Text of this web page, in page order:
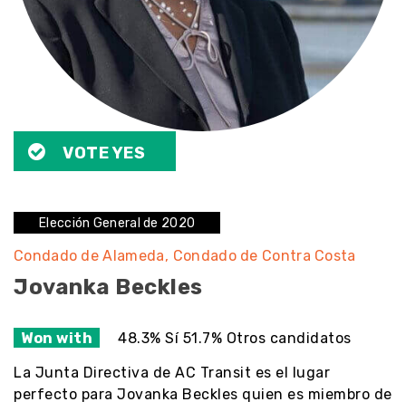
VOTE YES
Elección General de 2020
Condado de Alameda Condado de Contra Costa
Jovanka Beckles
Won with 48.3% Sí 51.7% Otros candidatos
La Junta Directiva de AC Transit es el lugar
perfecto para Jovanka Beckles quien es miembro de